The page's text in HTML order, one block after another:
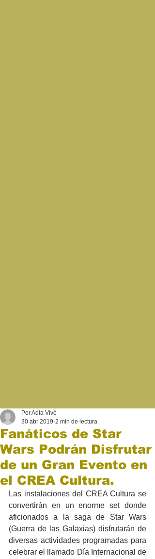
Fanáticos de Star
Wars Podrán Disfrutar
de un Gran Evento en
el CREA Cultura.
Por Adla Vivó
30 abr 2019 2 min de lectura
Las instalaciones del CREA Cultura se
convertirán en un enorme set donde
aficionados a la saga de Star Wars
(Guerra de las Galaxias) disfrutarán de
diversas actividades programadas para
celebrar el llamado Día Internacional de